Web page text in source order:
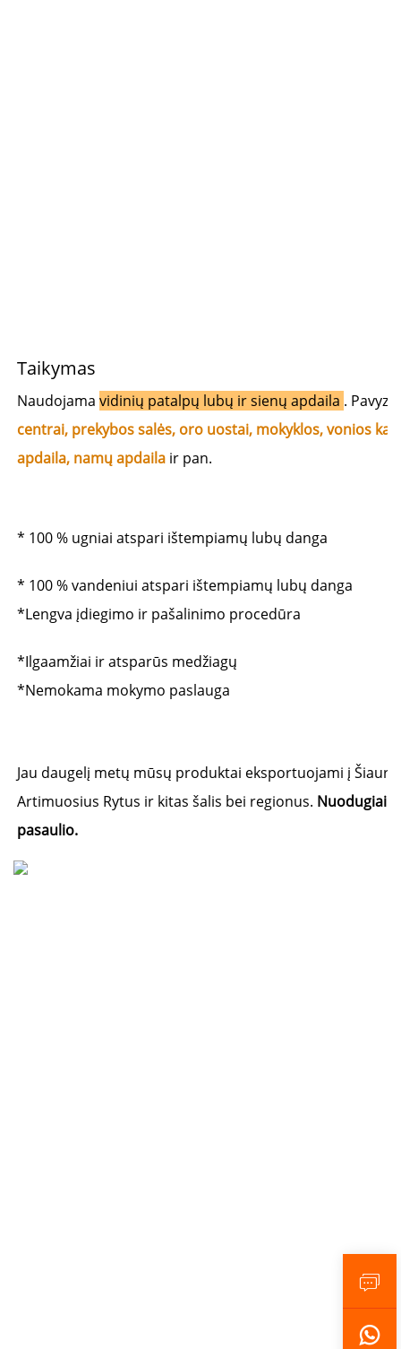
Taikymas
Naudojama vidinių patalpų lubų ir sienų apdaila .
centrai, prekybos salės, oro uostai, mokyklos, vonios
apdaila, namų apdaila
* 100 % vandeniui atspari ištempiamų lubų danga
*Ilgaamžiai ir atsparūs medžiagų
Jau daugelį metų mūsų produktai eksportuojami į
Artimuosius Rytus ir kitas šalis bei regionus. Nuodugiai